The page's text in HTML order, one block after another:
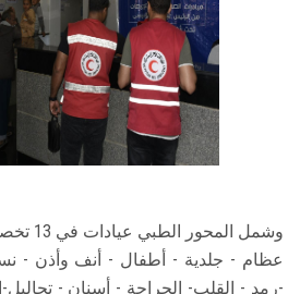
وشمل
عظام - جلدية - أطفال - أنف وأذن -
-رمد - القلب- الجراحة - أسنان -